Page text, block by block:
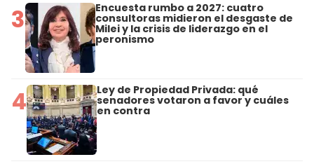
3 Encuesta rumbo a 2027: cuatro
consultoras midieron el desgaste de
Milei y la crisis de liderazgo en el
peronismo
4 Ley de Propiedad Privada: qué
senadores votaron a favor y cuáles
en contra